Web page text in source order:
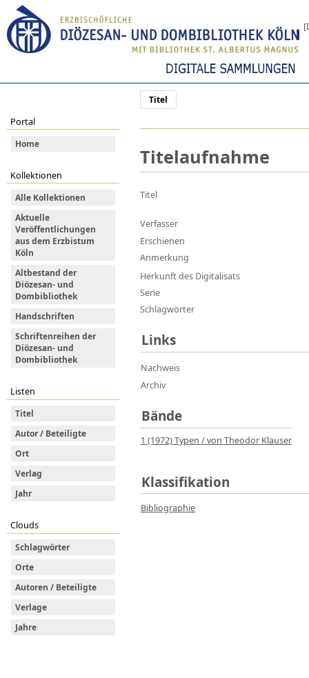
Titel
Portal
Home
Kollektionen
Alle Kollektionen
Aktuelle
Veröffentlichungen
aus dem Erzbistum
Köln
Altbestand der
Diözesan- und
Dombibliothek
Handschriften
Schriftenreihen der
Diözesan- und
Dombibliothek
Listen
Titel
Autor / Beteiligte
Ort
Verlag
Jahr
Clouds
Schlagwörter
Orte
Autoren / Beteiligte
Verlage
Jahre
Titelaufnahme
Titel
Verfasser
Erschienen
Anmerkung
Herkunft des Digitalisats
Serie
Schlagwörter
Links
Nachweis
Archiv
Bände
1 (1972)Typen / von Theodor Klauser
Klassifikation
Bibliographie